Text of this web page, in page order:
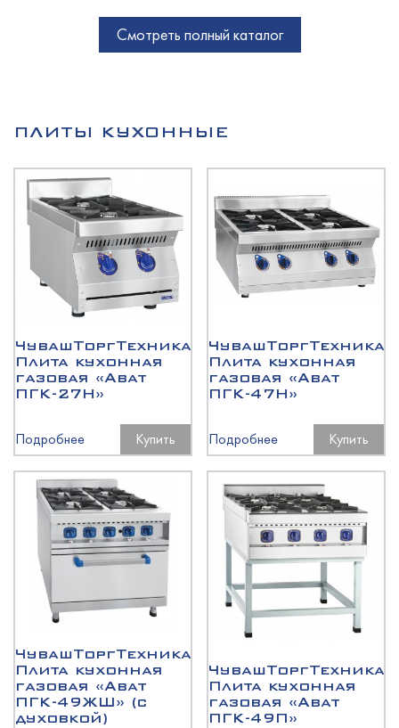
Смотреть полный каталог
ПЛИТЫ КУХОННЫЕ
ЧувашТоргТехника
Плита кухонная
газовая «Abat
ПГК-27Н»
Подробнее Купить
ЧувашТоргТехника
Плита кухонная
газовая «Abat
ПГК-47Н»
Подробнее Купить
ЧувашТоргТехника
Плита кухонная
газовая «Abat
ПГК-49ЖШ» (с
духовкой)
ЧувашТоргТехника
Плита кухонная
газовая «Abat
ПГК-49П»